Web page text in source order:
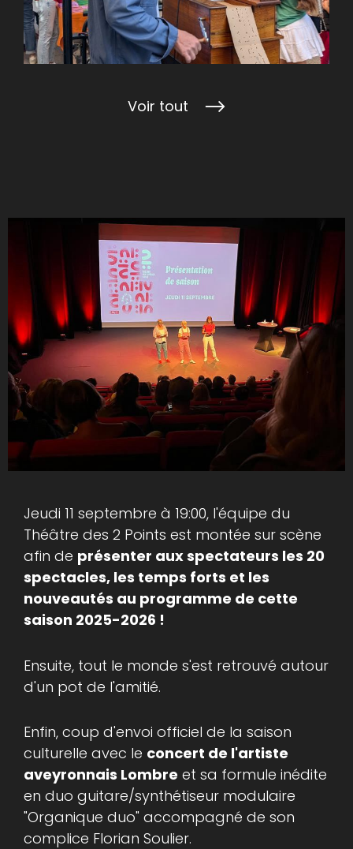
Voir tout
Jeudi 11 septembre à 19:00, l'équipe du
Théâtre des 2 Points est montée sur scène
afin de présenter aux spectateurs les 20
spectacles, les temps forts et les
nouveautés au programme de cette
saison 2025-2026 !
Ensuite, tout le monde s'est retrouvé autour
d'un pot de l'amitié.
Enfin, coup d'envoi officiel de la saison
culturelle avec le concert de l'artiste
aveyronnais Lombre et sa formule inédite
en duo guitare/synthétiseur modulaire
"Organique duo" accompagné de son
complice Florian Soulier.